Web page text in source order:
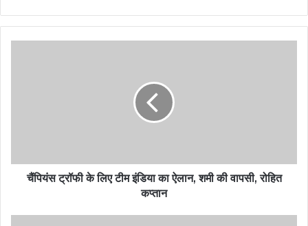
चैंपियंस ट्रॉफी के लिए टीम इंडिया का ऐलान, शमी की वापसी, रोहित
कप्तान